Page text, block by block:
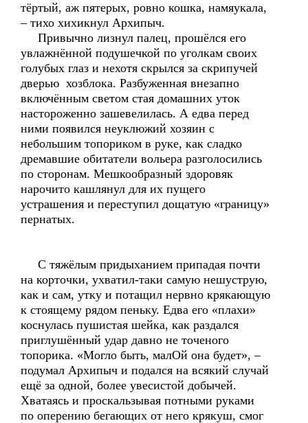
тёртый, аж пятерых, ровно кошка, намяукала,
– тихо хихикнул Архипыч.
Привычно лизнул палец, прошёлся его
увлажнённой подушечкой по уголкам своих
голубых глаз и нехотя скрылся за скрипучей
дверью хозблока. Разбуженная внезапно
включённым светом стая домашних уток
настороженно зашевелилась. А едва перед
ними появился неуклюжий хозяин с
небольшим топориком в руке, как сладко
дремавшие обитатели вольера разголосились
по сторонам. Мешкообразный здоровяк
нарочито кашлянул для их пущего
устрашения и переступил дощатую «границу»
пернатых.
С тяжёлым придыханием припадая почти
на корточки, ухватил-таки самую нешуструю,
как и сам, утку и потащил нервно крякающую
к стоящему рядом пеньку. Едва его «плахи»
коснулась пушистая шейка, как раздался
приглушённый удар давно не точеного
топорика. «Могло быть, малОй она будет», –
подумал Архипыч и подался на всякий случай
ещё за одной, более увесистой добычей.
Хватаясь и проскальзывая потными руками
по оперению бегающих от него крякуш, смог